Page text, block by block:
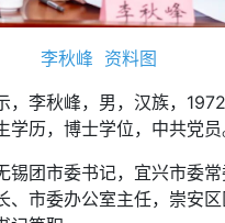
李秋峰 资料图
李秋峰，男，汉族，
学历，博士学位，中共党员
团市委书记，宜兴市委常
、市委办公室主任，崇安